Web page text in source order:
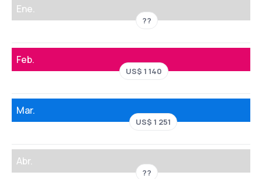
Ene.
??
Feb.
US$ 1 140
Mar.
US$ 1 251
Abr.
??